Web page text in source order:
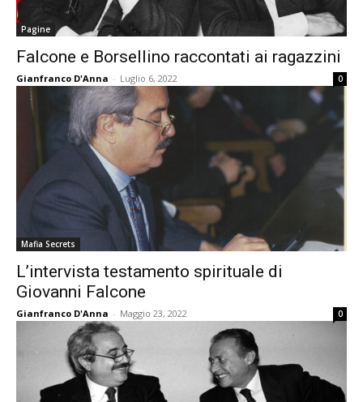
Pagine
Falcone e Borsellino raccontati ai ragazzini
Gianfranco D'Anna - Luglio 6, 2022 0
Mafia Secrets
L’intervista testamento spirituale di
Giovanni Falcone
Gianfranco D'Anna - Maggio 23, 2022 0